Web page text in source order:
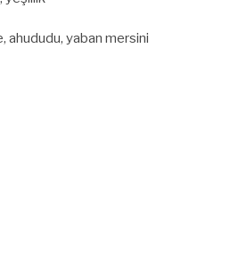
ahududu, yaban mersini